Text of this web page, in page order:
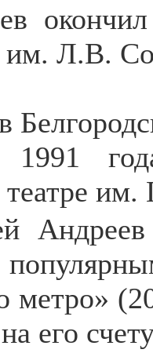
им. Л.В.
1991
им.
метро»
его